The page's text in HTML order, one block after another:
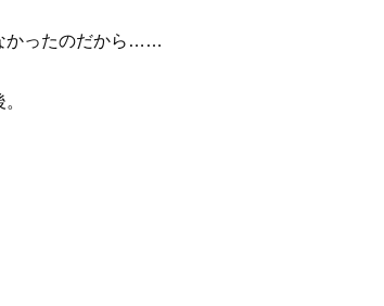
かったのだから……